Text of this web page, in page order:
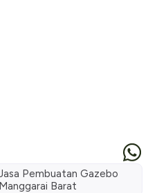
Pembuatan Gazebo
Manggarai Barat